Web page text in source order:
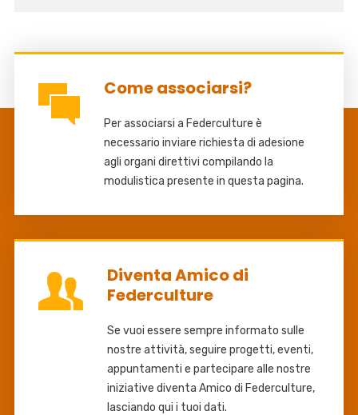
Come associarsi?
Per associarsi a Federculture è
necessario inviare richiesta di adesione
agli organi direttivi compilando la
modulistica presente in questa pagina.
Diventa Amico di
Federculture
Se vuoi essere sempre informato sulle
nostre attività, seguire progetti, eventi,
appuntamenti e partecipare alle nostre
iniziative diventa Amico di Federculture,
lasciando qui i tuoi dati.